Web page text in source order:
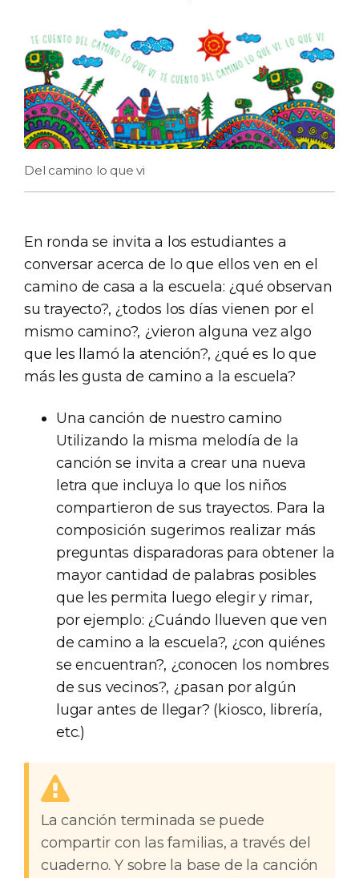
Del camino lo que vi
En ronda se invita a los estudiantes a
conversar acerca de lo que ellos ven en el
camino de casa a la escuela: ¿qué observan
su trayecto?, ¿todos los días vienen por el
mismo camino?, ¿vieron alguna vez algo
que les llamó la atención?, ¿qué es lo que
más les gusta de camino a la escuela?
Una canción de nuestro camino
Utilizando la misma melodía de la
canción se invita a crear una nueva
letra que incluya lo que los niños
compartieron de sus trayectos. Para la
composición sugerimos realizar más
preguntas disparadoras para obtener la
mayor cantidad de palabras posibles
que les permita luego elegir y rimar,
por ejemplo: ¿Cuándo llueven que ven
de camino a la escuela?, ¿con quiénes
se encuentran?, ¿conocen los nombres
de sus vecinos?, ¿pasan por algún
lugar antes de llegar? (kiosco, librería,
etc.)
La canción terminada se puede
compartir con las familias, a través del
cuaderno. Y sobre la base de la canción